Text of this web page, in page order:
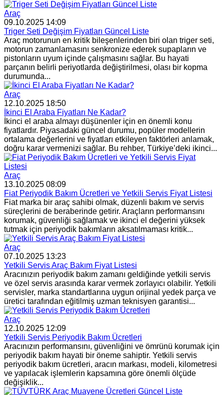
Araç
09.10.2025 14:09
Triger Seti Değişim Fiyatları Güncel Liste
Araç motorunun en kritik bileşenlerinden biri olan triger seti,
motorun zamanlamasını senkronize ederek supapların ve
pistonların uyum içinde çalışmasını sağlar. Bu hayati
parçanın belirli periyotlarda değiştirilmesi, olası bir kopma
durumunda...
Araç
12.10.2025 18:50
İkinci El Araba Fiyatları Ne Kadar?
İkinci el araba almayı düşünenler için en önemli konu
fiyatlardır. Piyasadaki güncel durumu, popüler modellerin
ortalama değerlerini ve fiyatları etkileyen faktörleri anlamak,
doğru karar vermenizi sağlar. Bu rehber, Türkiye’deki ikinci...
Araç
13.10.2025 08:09
Fiat Periyodik Bakım Ücretleri ve Yetkili Servis Fiyat Listesi
Fiat marka bir araç sahibi olmak, düzenli bakım ve servis
süreçlerini de beraberinde getirir. Araçların performansını
korumak, güvenliği sağlamak ve ikinci el değerini yüksek
tutmak için periyodik bakımların aksatılmaması kritik...
Araç
07.10.2025 13:23
Yetkili Servis Araç Bakım Fiyat Listesi
Aracınızın periyodik bakım zamanı geldiğinde yetkili servis
ve özel servis arasında karar vermek zorlayıcı olabilir. Yetkili
servisler, marka standartlarına uygun orijinal yedek parça ve
üretici tarafından eğitilmiş uzman teknisyen garantisi...
Araç
12.10.2025 12:09
Yetkili Servis Periyodik Bakım Ücretleri
Aracınızın performansını, güvenliğini ve ömrünü korumak için
periyodik bakım hayati bir öneme sahiptir. Yetkili servis
periyodik bakım ücretleri, aracın markası, modeli, kilometresi
ve yapılacak işlemlerin kapsamına göre önemli ölçüde
değişiklik...